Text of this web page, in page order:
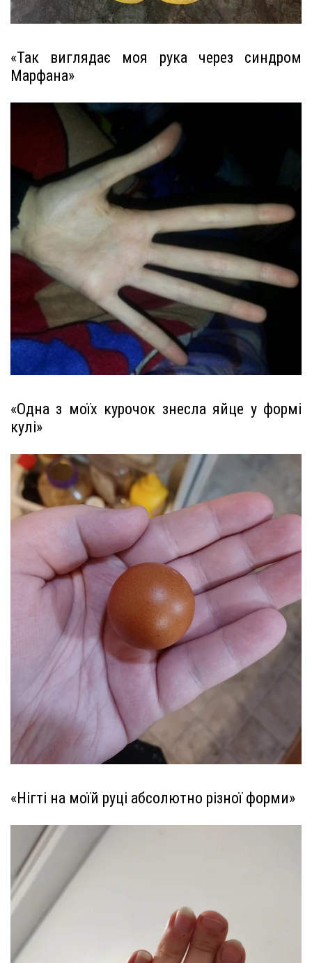
«Так виглядає моя рука через синдром
Марфана»
«Одна з моїх курочок знесла яйце у формі
кулі»
«Нігті на моїй руці абсолютно різної форми»